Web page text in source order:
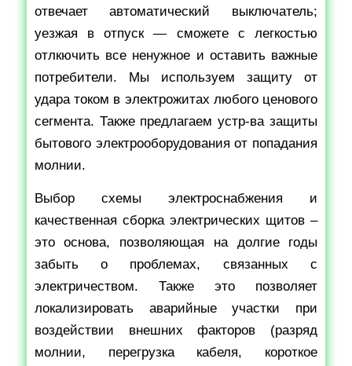
отвечает автоматический выключатель;
уезжая в отпуск — сможете с легкостью
отлкючить все ненужное и оставить важные
потребители. Мы используем защиту от
удара током в электрожитах любого ценового
сегмента. Также предлагаем устр-ва защиты
бытового электрооборудования от попадания
молнии.
Выбор схемы электроснабжения и
качественная сборка электрических щитов –
это основа, позволяющая на долгие годы
забыть о проблемах, связанных с
электричеством. Также это позволяет
локализировать аварийные участки при
воздействии внешних факторов (разряд
молнии, перегрузка кабеля, короткое